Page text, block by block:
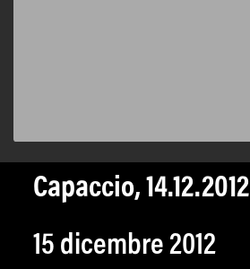
Capaccio, 14.12.2012
15 dicembre 2012